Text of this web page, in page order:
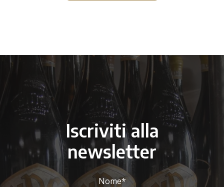
Iscriviti alla
newsletter
Nome*